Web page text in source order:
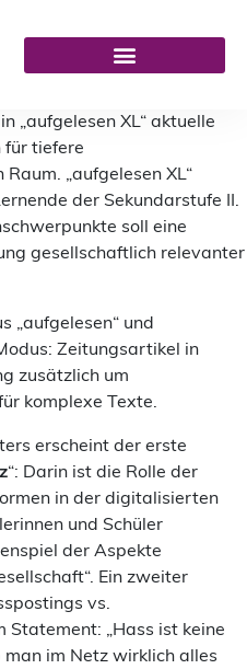
„aufgelesen XL“ aktuelle
für tiefere
„aufgelesen XL“
der Sekundarstufe II.
soll eine
gesellschaftlich relevanter
„aufgelesen“ und
Zeitungsartikel in
zusätzlich um
komplexe Texte.
erscheint der erste
“: Darin ist die Rolle der
in der digitalisierten
und Schüler
der Aspekte
Ein zweiter
vs.
Statement: „Hass ist keine
im Netz wirklich alles